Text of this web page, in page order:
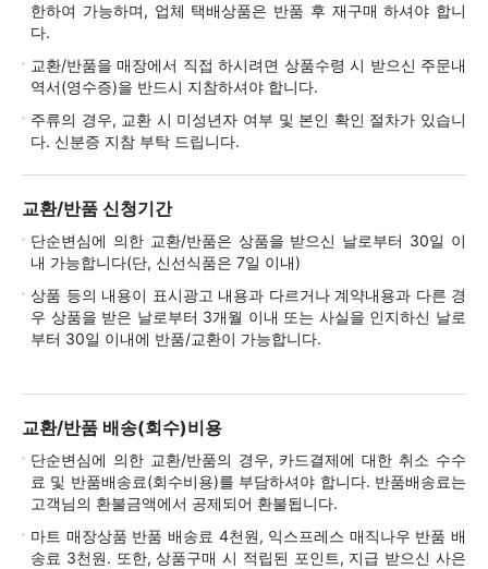
한하여 가능하며, 업체 택배상품은 반품 후 재구매 하셔야 합니
다.
교환/반품을 매장에서 직접 하시려면 상품수령 시 받으신 주문내
역서(영수증)을 반드시 지참하셔야 합니다.
주류의 경우, 교환 시 미성년자 여부 및 본인 확인 절차가 있습니
다. 신분증 지참 부탁 드립니다.
교환/반품 신청기간
단순변심에 의한 교환/반품은 상품을 받으신 날로부터 30일 이
내 가능합니다(단, 신선식품은 7일 이내)
상품 등의 내용이 표시광고 내용과 다르거나 계약내용과 다른 경
우 상품을 받은 날로부터 3개월 이내 또는 사실을 인지하신 날로
부터 30일 이내에 반품/교환이 가능합니다.
교환/반품 배송(회수)비용
단순변심에 의한 교환/반품의 경우, 카드결제에 대한 취소 수수
료 및 반품배송료(회수비용)를 부담하셔야 합니다. 반품배송료는
고객님의 환불금액에서 공제되어 환불됩니다.
마트 매장상품 반품 배송료 4천원, 익스프레스 매직나우 반품 배
송료 3천원. 또한, 상품구매 시 적립된 포인트, 지급 받으신 사은